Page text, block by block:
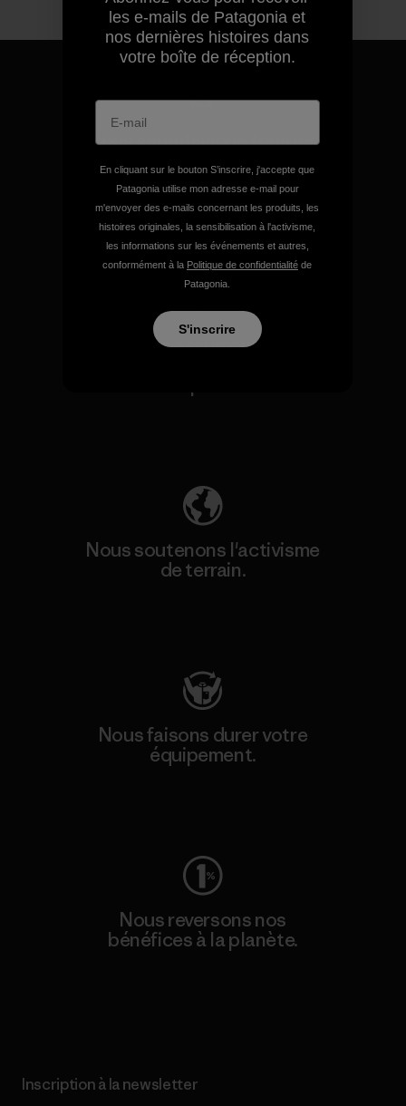
Nous garantissons tous les
produits que nous
fabriquons.
Voir la Garantie Ironclad
Nous assumons la
Nous soutenons l'activisme
de terrain.
Nous faisons durer votre
équipement.
Nous reversons nos
bénéfices à la planète.
Inscription à la newsletter
les e-mails de Patagonia et
nos dernières histoires dans
votre boîte de réception.
En cliquant sur le bouton S’inscrire, j'accepte que
Patagonia utilise mon adresse e-mail pour
m'envoyer des e-mails concernant les produits, les
histoires originales, la sensibilisation à l'activisme,
les informations sur les événements et autres,
conformément à la Politique de confidentialité de
Patagonia.
S'inscrire